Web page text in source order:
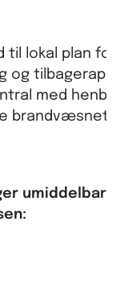
til lokal plan
og
med
brandvæsnet.